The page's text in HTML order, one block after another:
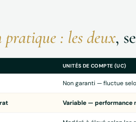
pratique : les deux,
UNITÉS DE COMPTE (UC)
Non garanti — fluctue
Variable — performance